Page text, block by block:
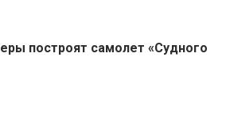
построят самолет «Судного